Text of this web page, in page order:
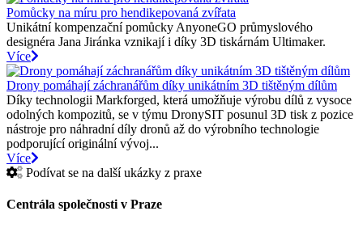
Pomůcky na míru pro hendikepovaná zvířata​
Unikátní kompenzační pomůcky AnyoneGO průmyslového
designéra Jana Jiránka vznikají i díky 3D tiskárnám Ultimaker.
Více
Drony pomáhají záchranářům díky unikátním 3D tištěným dílům
Díky technologii Markforged, která umožňuje výrobu dílů z vysoce
odolných kompozitů, se v týmu DronySIT posunul 3D tisk z pozice
nástroje pro náhradní díly dronů až do výrobního technologie
podporující originální vývoj...
Více
Podívat se na další ukázky z praxe
Centrála společnosti v Praze